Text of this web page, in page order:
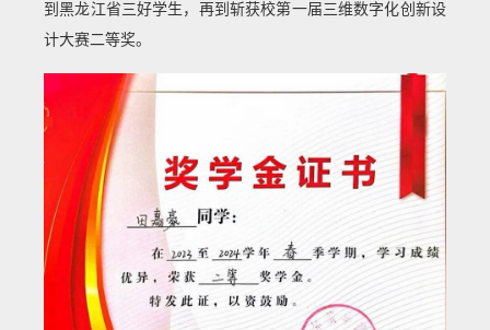
到黑龙江省三好学生，再到斩获校第一届三维数字化创新设
计大赛二等奖。